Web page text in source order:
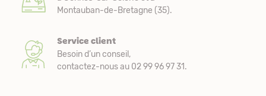
Montauban-de-Bretagne (35).
Service client
Besoin d’un conseil,
contactez-nous au 02 99 96 97 31.